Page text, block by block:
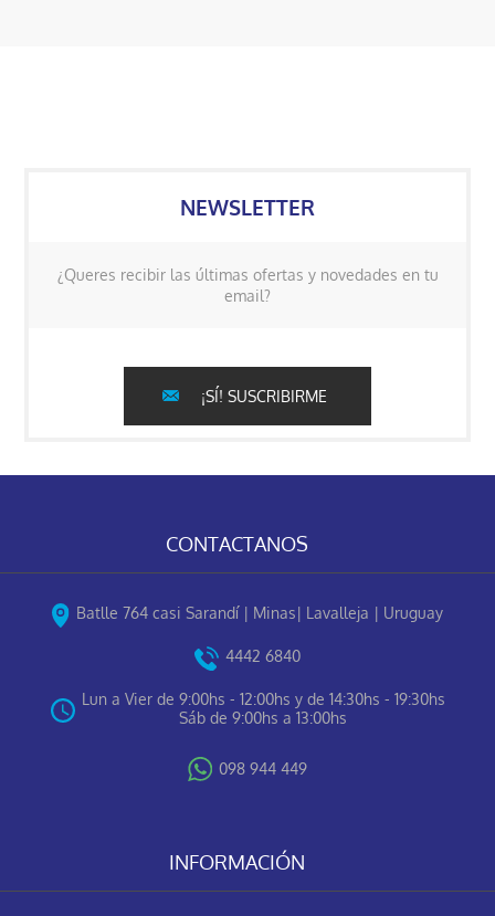
NEWSLETTER
¿Queres recibir las últimas ofertas y novedades en tu
email?
¡SÍ! SUSCRIBIRME
CONTACTANOS
Batlle 764 casi Sarandí | Minas| Lavalleja | Uruguay
4442 6840
Lun a Vier de 9:00hs - 12:00hs y de 14:30hs - 19:30hs
Sáb de 9:00hs a 13:00hs
098 944 449
INFORMACIÓN